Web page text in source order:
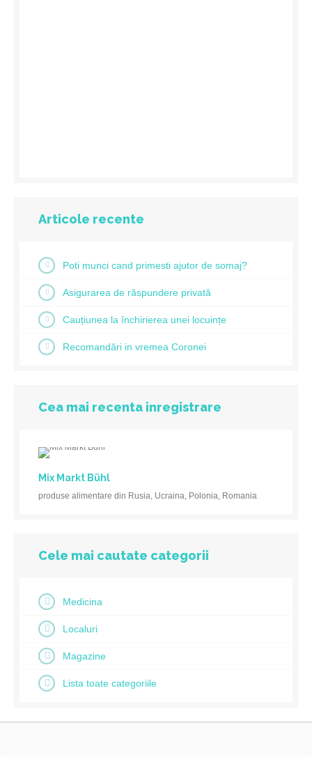
Articole recente
Poti munci cand primesti ajutor de somaj?
Asigurarea de răspundere privată
Cauțiunea la închirierea unei locuințe
Recomandări in vremea Coronei
Cea mai recenta inregistrare
Mix Markt Bühl
produse alimentare din Rusia, Ucraina, Polonia, Romania
Cele mai cautate categorii
Medicina
Localuri
Magazine
Lista toate categoriile